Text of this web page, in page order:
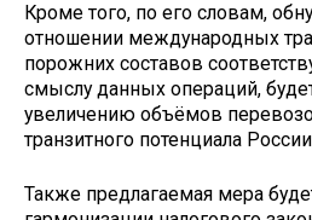
Кроме того, по его словам,
отношении международных
порожних составов
смыслу данных операций,
увеличению объёмов
транзитного потенциала
Также предлагаемая мера